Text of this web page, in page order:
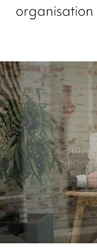
organisation